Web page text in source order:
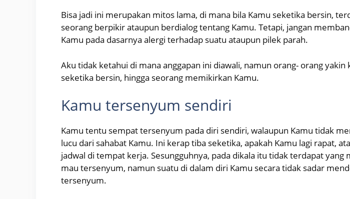
Bisa jadi ini merupakan mitos lama, di mana bila Kamu seketika bersin,
seorang berpikir ataupun berdialog tentang Kamu. Tetapi, jangan
Kamu pada dasarnya alergi terhadap suatu ataupun pilek parah.
Aku tidak ketahui di mana anggapan ini diawali, namun orang- orang yakin
seketika bersin, hingga seorang memikirkan Kamu.
Kamu tersenyum sendiri
Kamu tentu sempat tersenyum pada diri sendiri, walaupun Kamu tidak
lucu dari sahabat Kamu. Ini kerap tiba seketika, apakah Kamu lagi rapat,
jadwal di tempat kerja. Sesungguhnya, pada dikala itu tidak terdapat yang
mau tersenyum, namun suatu di dalam diri Kamu secara tidak sadar
tersenyum.